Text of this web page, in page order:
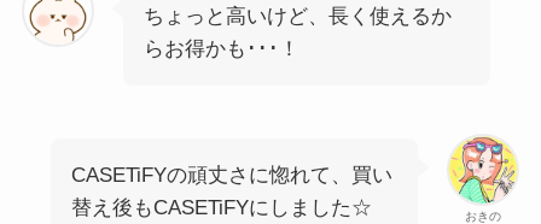
ちょっと高いけど、長く使えるか
らお得かも･･･！
おきの
CASETiFYの頑丈さに惚れて、買い
替え後もCASETiFYにしました☆